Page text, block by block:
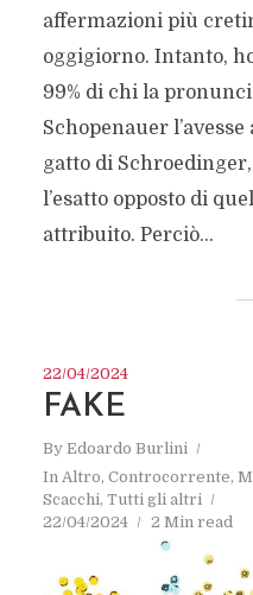
affermazioni più
oggigiorno. Intanto,
99% di chi la
Schopenauer l’avesse
gatto di
l’esatto opposto di
attribuito. Perciò...
22/04/2024
FAKE
By Edoardo Burlini
In Altro, Controcorrente,
Scacchi, Tutti gli altri
22/04/2024
2 Min read